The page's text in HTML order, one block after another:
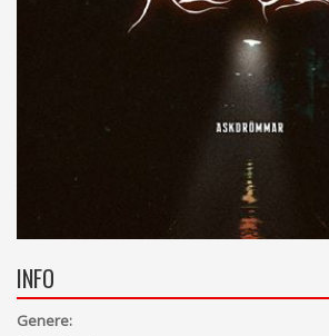
INFO
Genere: